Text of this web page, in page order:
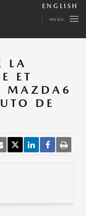
ENGLISH
MENU
LA
ET
MAZDA6
DE